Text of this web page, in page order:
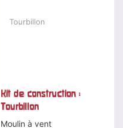
Kit de construction :
Tourbillon
Moulin à vent